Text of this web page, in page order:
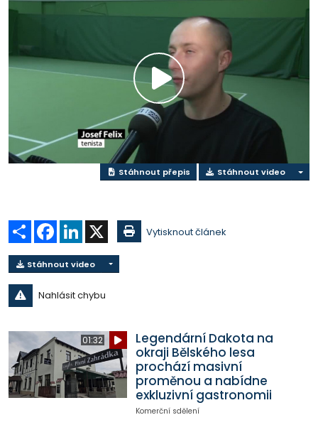
Přehrát
video
Stáhnout přepis Stáhnout video
Sdílet Facebook
LinkedIn Vytisknout článek
Stáhnout video
Nahlásit chybu
01:32
Legendární Dakota na
okraji Bělského lesa
prochází masivní
proměnou a nabídne
exkluzivní gastronomii
Komerční sdělení